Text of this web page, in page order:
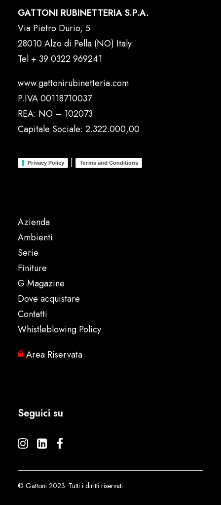
GATTONI RUBINETTERIA S.P.A.
Via Pietro Durio, 5
28010 Alzo di Pella (NO) Italy
Tel + 39 0322 969241
www.gattonirubinetteria.com
P.IVA 00118710037
REA: NO – 102073
Capitale Sociale: 2.322.000,00
Privacy Policy | Terms and Conditions
Azienda
Ambienti
Serie
Finiture
G Magazine
Dove acquistare
Contatti
Whistleblowing Policy
Area Riservata
Seguici su
© Gattoni 2023. Tutti i diritti riservati.